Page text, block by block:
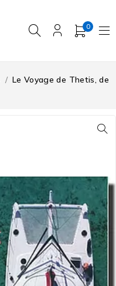
0
/ Le Voyage de Thetis, de